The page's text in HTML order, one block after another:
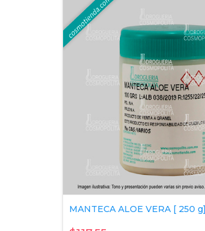
MANTECA ALOE VERA [ 250 g]